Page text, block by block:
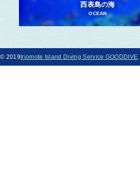
西表島の海
OCEAN
© 2019Iriomote Island Diving Service GOODDIVE